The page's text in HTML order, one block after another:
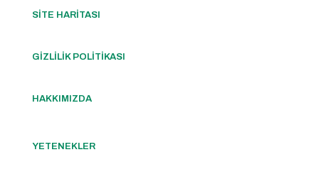
SİTE HARİTASI
GİZLİLİK POLİTİKASI
HAKKIMIZDA
YETENEKLER